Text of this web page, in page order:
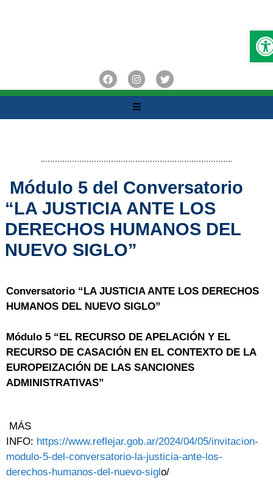
Módulo 5 del Conversatorio
“LA JUSTICIA ANTE LOS
DERECHOS HUMANOS DEL
NUEVO SIGLO”
Conversatorio “LA JUSTICIA ANTE LOS DERECHOS
HUMANOS DEL NUEVO SIGLO”
Módulo 5 “EL RECURSO DE APELACIÓN Y EL
RECURSO DE CASACIÓN EN EL CONTEXTO DE LA
EUROPEIZACIÓN DE LAS SANCIONES
ADMINISTRATIVAS”
MÁS
INFO: https://www.reflejar.gob.ar/2024/04/05/invitacion-
modulo-5-del-conversatorio-la-justicia-ante-los-
derechos-humanos-del-nuevo-siglo/